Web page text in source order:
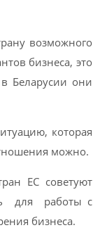
возможного
бизнеса, это
Беларусии они
которая
можно.
ЕС советуют
для работы с
бизнеса.